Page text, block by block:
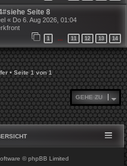
Seite 8
« Do 6. Aug 2026, 01:04
1 … 11 12 13 14
• Seite1von 1
GEHE ZU
© phpBB Limited